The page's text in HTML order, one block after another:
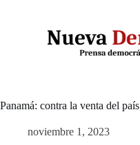
Panamá: contra la venta del país
noviembre 1, 2023